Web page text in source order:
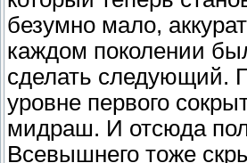
безумно мало,
каждом поколении
сделать следующий.
уровне первого
мидраш. И отсюда
Всевышнего тоже